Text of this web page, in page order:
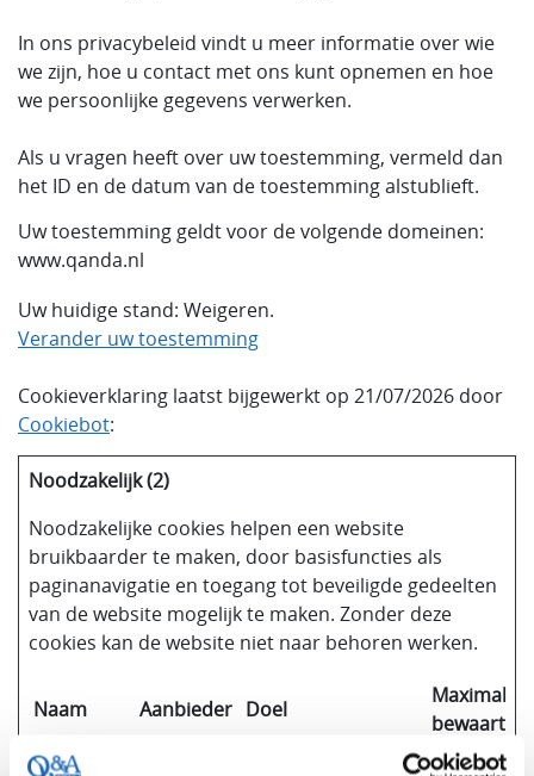
In ons privacybeleid vindt u meer informatie over wie
we zijn, hoe u contact met ons kunt opnemen en hoe
we persoonlijke gegevens verwerken.
Als u vragen heeft over uw toestemming, vermeld dan
het ID en de datum van de toestemming alstublieft.
Uw toestemming geldt voor de volgende domeinen:
www.qanda.nl
Uw huidige stand: Weigeren.
Verander uw toestemming
Cookieverklaring laatst bijgewerkt op 21/07/2026 door
Cookiebot:
Noodzakelijk (2)
Noodzakelijke cookies helpen een website
bruikbaarder te maken, door basisfuncties als
paginanavigatie en toegang tot beveiligde gedeelten
van de website mogelijk te maken. Zonder deze
cookies kan de website niet naar behoren werken.
Naam Aanbieder Doel
Maximale
CookieCon
1 jaar